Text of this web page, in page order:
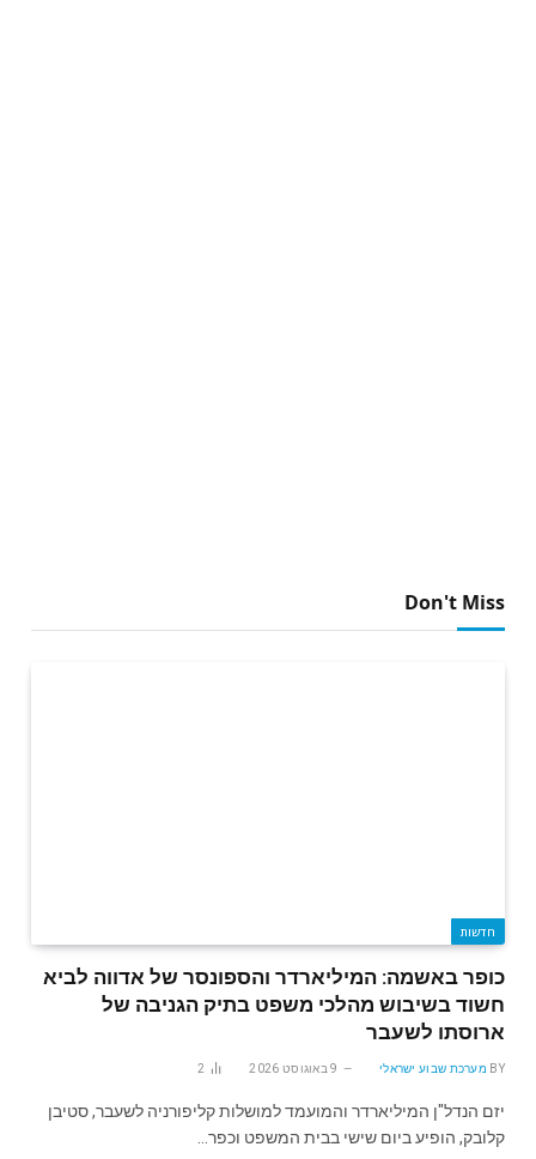
Don't Miss
חדשות
כופר באשמה: המיליארדר והספונסר של אדווה לביא
חשוד בשיבוש מהלכי משפט בתיק הגניבה של
ארוסתו לשעבר
BY מערכת שבוע ישראלי 9 באוגוסט 2026 2
יזם הנדל"ן המיליארדר והמועמד למושלות קליפורניה לשעבר, סטיבן
קלובק, הופיע ביום שישי בבית המשפט וכפר…